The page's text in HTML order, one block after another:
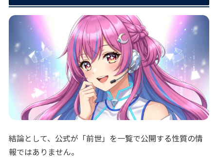
結論として、公式が「前世」を一覧で公開する性質の情
報ではありません。